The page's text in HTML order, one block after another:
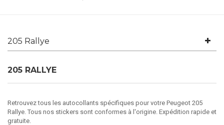
205 Rallye
205 RALLYE
Retrouvez tous les autocollants spécifiques pour votre Peugeot 205
Rallye. Tous nos stickers sont conformes à l'origine. Expédition rapide et
gratuite.